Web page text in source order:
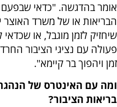
אומר בהדגשה. "כדאי
הבריאות או של משרד
שיחזיק לזמן מוגבל, או
פעולה עם נציגי הציבור
זמן ויהפוך בר קיימא".
ומה עם האינטרס של
בריאות הציבור?